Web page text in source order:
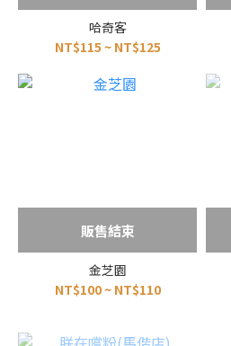
哈奇客
NT$115 ~ NT$125
販售結束
金芝園
NT$100 ~ NT$110